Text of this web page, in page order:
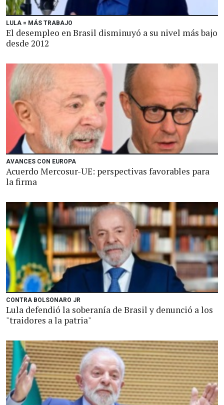
LULA = MÁS TRABAJO
El desempleo en Brasil disminuyó a su nivel más bajo
desde 2012
AVANCES CON EUROPA
Acuerdo Mercosur-UE: perspectivas favorables para
la firma
CONTRA BOLSONARO JR
Lula defendió la soberanía de Brasil y denunció a los
"traidores a la patria"